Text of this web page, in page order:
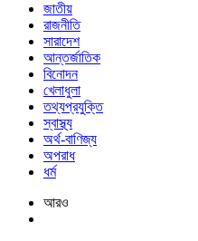
জাতীয়
রাজনীতি
সারাদেশ
আন্তর্জাতিক
বিনোদন
খেলাধুলা
তথ্যপ্রযুক্তি
স্বাস্থ্য
অর্থ-বাণিজ্য
অপরাধ
ধর্ম
আরও